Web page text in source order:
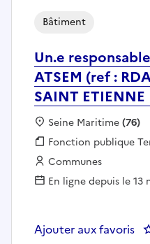
Un.e
ATSEM (ref :
SAINT
Bâtiment
Localisation :
Seine Maritime(76)
Fonction publique :
Fonction publique
Employeur :
Communes
En ligne depuis le 13
Ajouter aux favoris